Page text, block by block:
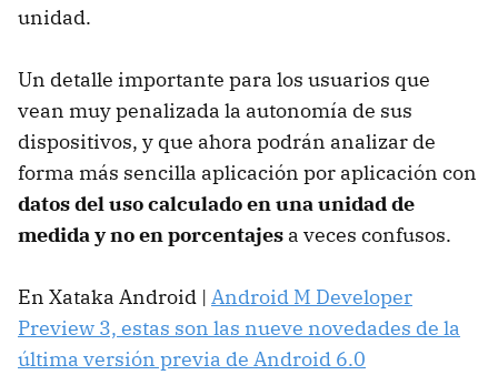
unidad.
Un detalle importante para los usuarios que
vean muy penalizada la autonomía de sus
dispositivos, y que ahora podrán analizar de
forma más sencilla aplicación por aplicación con
datos del uso calculado en una unidad de
medida y no en porcentajes a veces confusos.
En Xataka Android | Android M Developer
Preview 3, estas son las nueve novedades de la
última versión previa de Android 6.0